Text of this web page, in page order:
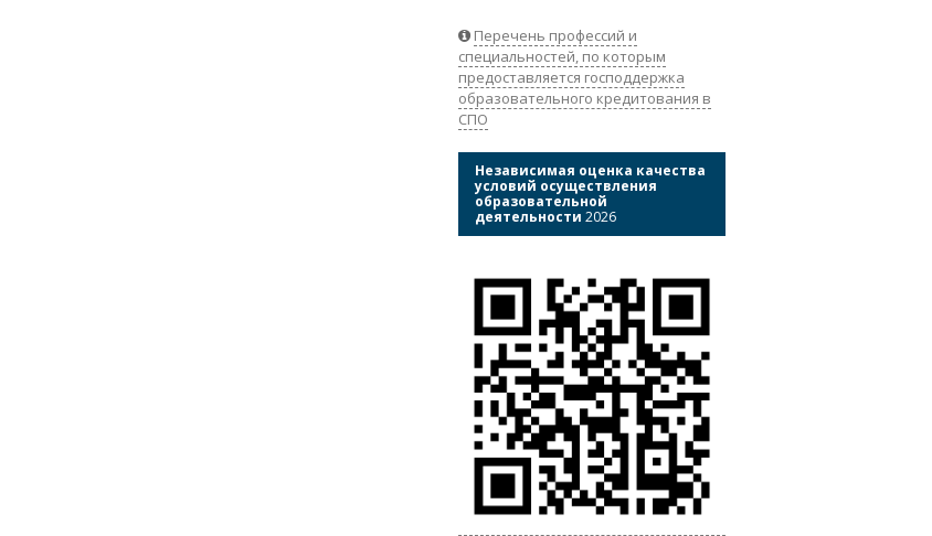
Перечень профессий и
специальностей, по которым
предоставляется господдержка
образовательного кредитования в
СПО
Независимая оценка качества
условий осуществления
образовательной
деятельности 2026